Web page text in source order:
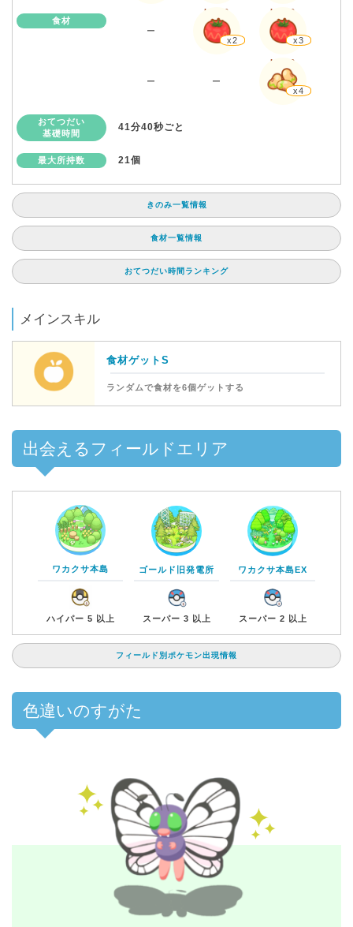
食材
ー
Lv.30
x2
Lv.60
x3
ー ー
Lv.60
x4
おてつだい
基礎時間
41分40秒ごと
最大所持数 21個
きのみ一覧情報
食材一覧情報
おてつだい時間ランキング
メインスキル
食材ゲットS
ランダムで食材を6個ゲットする
出会えるフィールドエリア
ワカクサ本島
ハイパー 5 以上
ゴールド旧発電所
スーパー 3 以上
ワカクサ本島EX
スーパー 2 以上
フィールド別ポケモン出現情報
色違いのすがた